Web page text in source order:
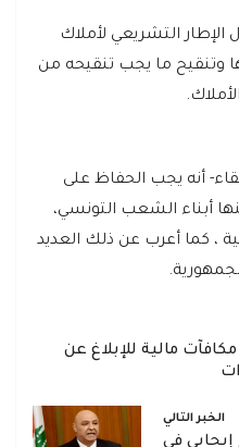
الإطار التشريعي لأملاك
وتنقيح ما يجب تنقيحه من
أنه يجب الحفاظ على
أبناء الشعب التونسي،
، كما أعرب عن ذلك العديد
مكافآت مالية للإبلاغ عن
الخبر التالي
إيجابي في